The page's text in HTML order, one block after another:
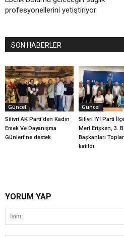
profesyonellerini yetiştiriyor
SON HABERLER
Güncel
Silivri AK Parti’den Kadın
Emek Ve Dayanışma
Günleri’ne destek
Güncel
Silivri İYİ Parti
Mert Erişken, 3.
Başkanları
katıldı
YORUM YAP